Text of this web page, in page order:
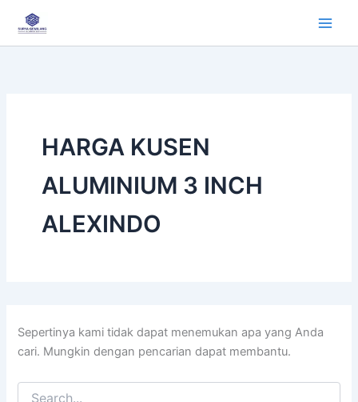
konten
HARGA KUSEN
ALUMINIUM 3 INCH
ALEXINDO
Sepertinya kami tidak dapat menemukan apa yang Anda
cari. Mungkin dengan pencarian dapat membantu.
untuk: